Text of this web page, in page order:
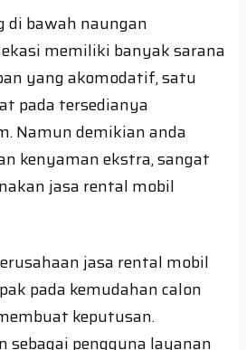
di bawah naungan
memiliki banyak sarana
yang akomodatif, satu
pada tersedianya
Namun demikian anda
kenyaman ekstra, sangat
jasa rental mobil
jasa rental mobil
pada kemudahan calon
keputusan.
sebagai pengguna layanan